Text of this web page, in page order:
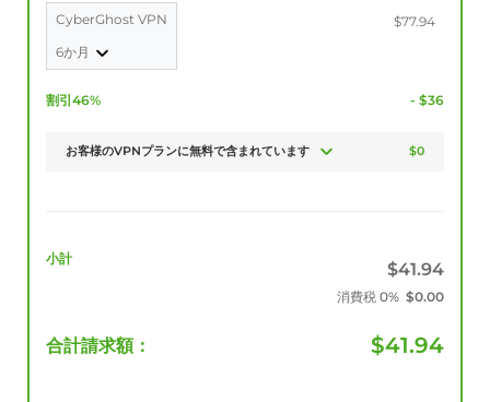
CyberGhost VPN
6か月
$77.94
割引46% - $36
お客様のVPNプランに無料で含まれています $0
小計
$41.94
消費税 0% $0.00
合計請求額： $41.94